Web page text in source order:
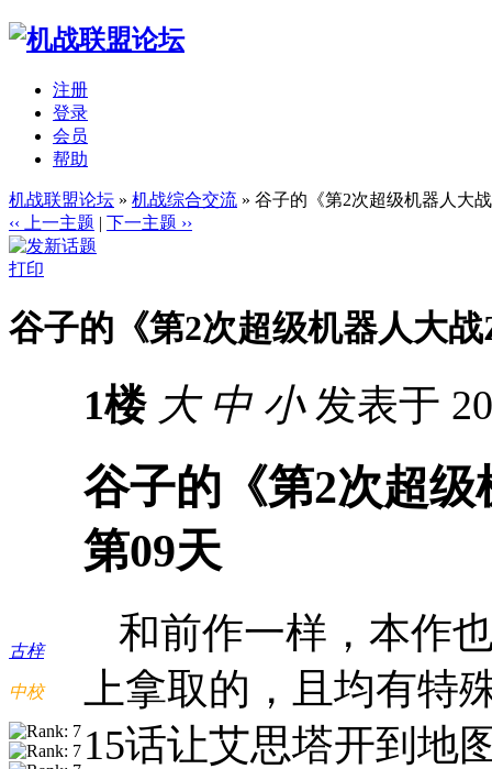
注册
登录
会员
帮助
机战联盟论坛 » 机战综合交流 » 谷子的《第2次超级机器人大
‹‹ 上一主题 | 下一主题 ››
打印
谷子的《第2次超级机器人大
古梓
中校
1楼 大 中 小发表于
谷子的《第2次超
第09天
和前作一样，本作
上拿取的，且均有特
15话让艾思塔开到地